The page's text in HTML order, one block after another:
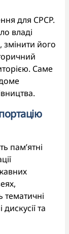
для СРСР.
владі
його
Саме
пам’ятні
тематичні
та